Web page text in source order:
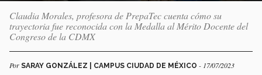
Claudia Morales, profesora de PrepaTec cuenta cómo su
trayectoria fue reconocida con la Medalla al Mérito Docente del
Congreso de la CDMX
Por SARAY GONZÁLEZ | CAMPUS CIUDAD DE MÉXICO - 17/07/2023